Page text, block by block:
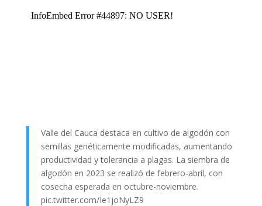
Valle del Cauca destaca en cultivo de algodón con
semillas genéticamente modificadas, aumentando
productividad y tolerancia a plagas. La siembra de
algodón en 2023 se realizó de febrero-abril, con
cosecha esperada en octubre-noviembre.
pic.twitter.com/Ie1joNyLZ9